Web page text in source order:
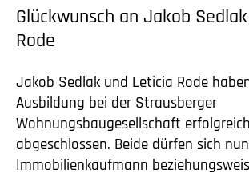
Glückwunsch an Jakob
Rode
Jakob Sedlak und Leticia Rode
Ausbildung bei der Strausberger
Wohnungsbaugesellschaft erfolgreich
abgeschlossen. Beide dürfen sich nun
Immobilienkaufmann